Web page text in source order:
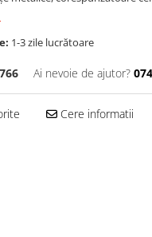
1-3 zile lucrătoare
Ai nevoie de ajutor?
Cere informatii